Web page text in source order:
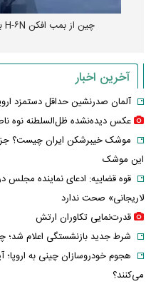
چین از بمب افکن H-۶N با موشک هسته‌ای رونمایی کرد
آخرین اخبار
آلمان صدرنشین حداقل دستمزد
عکس دیده‌نشده ظل‌السلطنه نوه
موشک خیبرشکن ایران چیست؟
این موشک
قوه قضاییه: ادعای نماینده مجلس
لاریجانی» صحت ندارد
قدرت‌نمایی تکاوران ارتش
شرط جدید بازنشستگی اعلام شد؛
هجوم خودروسازان چینی به اروپا؛
می‌کنند؟